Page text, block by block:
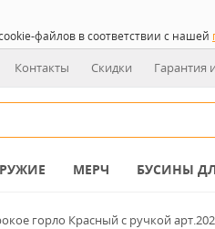
файлов в соответствии с нашей
Контакты Скидки Гарантия
МЕРЧ БУСИНЫ
горло Красный с ручкой